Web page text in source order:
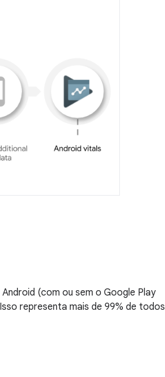
(com ou sem o Google Play
representa mais de 99% de todos